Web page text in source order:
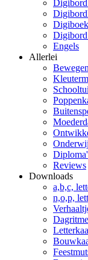
Digibord
Engels
Allerlei
Reviews
Downloads
a,b,c,
n,o,p,